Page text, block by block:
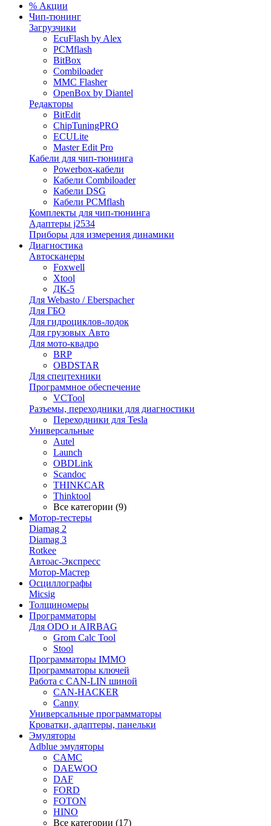
% Акции
Чип-тюнинг
Загрузчики
EcuFlash by Alex
PCMflash
BitBox
Combiloader
MMC Flasher
OpenBox by Diantel
Редакторы
BitEdit
ChipTuningPRO
ECULite
Master Edit Pro
Кабели для чип-тюнинга
Powerbox-кабели
Кабели Combiloader
Кабели DSG
Кабели PCMflash
Комплекты для чип-тюнинга
Адаптеры j2534
Приборы для измерения динамики
Диагностика
Автосканеры
Foxwell
Xtool
ДК-5
Для Webasto / Eberspacher
Для ГБО
Для гидроциклов-лодок
Для грузовых Авто
Для мото-квадро
BRP
OBDSTAR
Для спецтехники
Программное обеспечение
VCTool
Разъемы, переходники для диагностики
Переходники для Tesla
Универсальные
Autel
Launch
OBDLink
Scandoc
THINKCAR
Thinktool
Все категории (9)
Мотор-тестеры
Diamag 2
Diamag 3
Rotkee
Автоас-Экспресс
Мотор-Мастер
Осциллографы
Micsig
Толщиномеры
Программаторы
Для ODO и AIRBAG
Grom Calc Tool
Stool
Программаторы IMMO
Программаторы ключей
Работа с CAN-LIN шиной
CAN-HACKER
Canny
Универсальные программаторы
Кроватки, адаптеры, панельки
Эмуляторы
Adblue эмуляторы
CAMC
DAEWOO
DAF
FORD
FOTON
HINO
Все категории (17)